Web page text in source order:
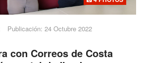
Publicación: 24 Octubre 2022
con Correos de Costa